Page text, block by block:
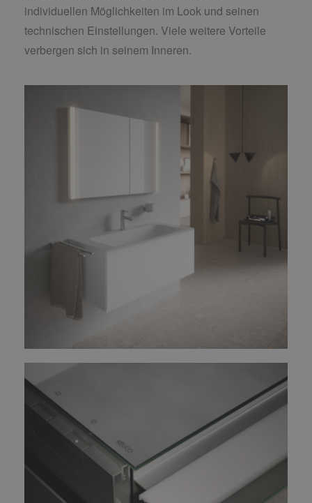
individuellen Möglichkeiten im Look und seinen
technischen Einstellungen. Viele weitere Vorteile
verbergen sich in seinem Inneren.